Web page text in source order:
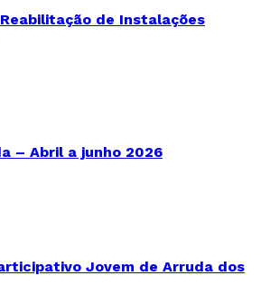
de Instalações
– Abril a junho 2026
Jovem de Arruda dos